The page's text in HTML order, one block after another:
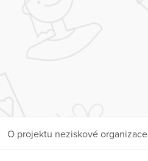
O projektu neziskové organizace